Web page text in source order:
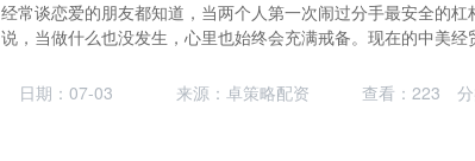
经常谈恋爱的朋友都知道，当两个人第一次闹过分手最安全的
说，当做什么也没发生，心里也始终会充满戒备。现在的中美
日期：07-03 来源：卓策略配资 查看： 223